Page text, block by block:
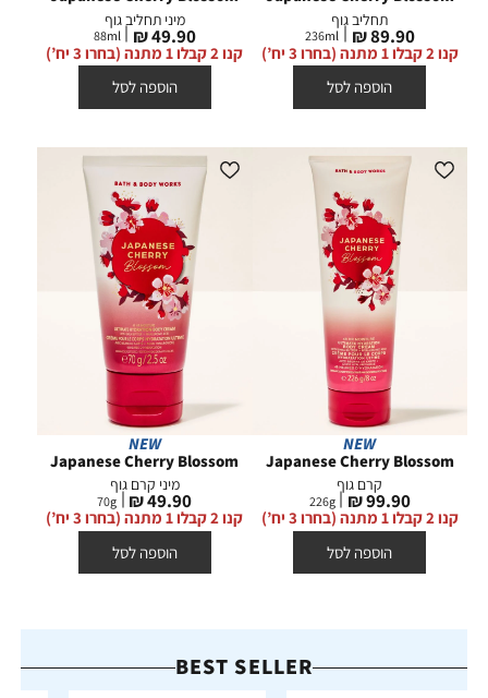
תחליב גוף
מחיר
מוצר
89.90 ₪
236ml
קנו 2 קבלו 1 מתנה (בחרו 3 יח’)
הוספה לסל
מיני תחליב גוף
מחיר
מוצר
49.90 ₪
88ml
קנו 2 קבלו 1 מתנה (בחרו 3 יח’)
הוספה לסל
NEW
Japanese Cherry Blossom
קרם גוף
מחיר
מוצר
99.90 ₪
226g
קנו 2 קבלו 1 מתנה (בחרו 3 יח’)
הוספה לסל
NEW
Japanese Cherry Blossom
מיני קרם גוף
מחיר
מוצר
49.90 ₪
70g
קנו 2 קבלו 1 מתנה (בחרו 3 יח’)
הוספה לסל
BEST SELLER